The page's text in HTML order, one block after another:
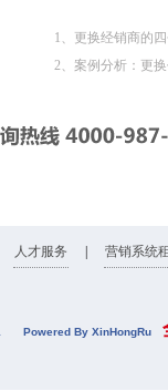
1、更换经销商的
2、案例分析：更
人才服务
营销系统
Powered By XinHongRu